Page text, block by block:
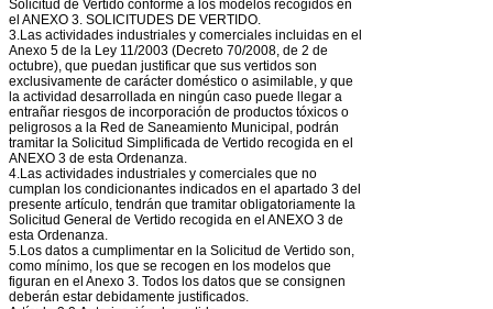
Solicitud de Vertido conforme a los modelos recogidos en
el ANEXO 3. SOLICITUDES DE VERTIDO.
3.Las actividades industriales y comerciales incluidas en el
Anexo 5 de la Ley 11/2003 (Decreto 70/2008, de 2 de
octubre), que puedan justificar que sus vertidos son
exclusivamente de carácter doméstico o asimilable, y que
la actividad desarrollada en ningún caso puede llegar a
entrañar riesgos de incorporación de productos tóxicos o
peligrosos a la Red de Saneamiento Municipal, podrán
tramitar la Solicitud Simplificada de Vertido recogida en el
ANEXO 3 de esta Ordenanza.
4.Las actividades industriales y comerciales que no
cumplan los condicionantes indicados en el apartado 3 del
presente artículo, tendrán que tramitar obligatoriamente la
Solicitud General de Vertido recogida en el ANEXO 3 de
esta Ordenanza.
5.Los datos a cumplimentar en la Solicitud de Vertido son,
como mínimo, los que se recogen en los modelos que
figuran en el Anexo 3. Todos los datos que se consignen
deberán estar debidamente justificados.